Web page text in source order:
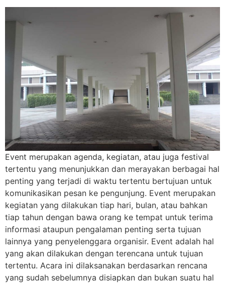
Event merupakan agenda, kegiatan, atau juga festival
tertentu yang menunjukkan dan merayakan berbagai hal
penting yang terjadi di waktu tertentu bertujuan untuk
komunikasikan pesan ke pengunjung. Event merupakan
kegiatan yang dilakukan tiap hari, bulan, atau bahkan
tiap tahun dengan bawa orang ke tempat untuk terima
informasi ataupun pengalaman penting serta tujuan
lainnya yang penyelenggara organisir. Event adalah hal
yang akan dilakukan dengan terencana untuk tujuan
tertentu. Acara ini dilaksanakan berdasarkan rencana
yang sudah sebelumnya disiapkan dan bukan suatu hal